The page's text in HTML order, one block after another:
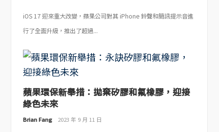
iOS 17 迎來重大改變，蘋果公司對其 iPhone 鈴聲和簡訊提示音進
行了全面升級，推出了超過...
蘋果環保新舉措：拋棄矽膠和氟橡膠，迎接
綠色未來
Brian Fang 2023 年 9 月 11 日